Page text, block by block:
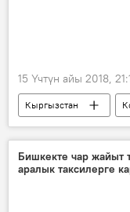
15 Үчтүн айы 2018,
Кыргызстан
аба ырайы
кар
Бишкекте чар жайыт
аралык таксилерге